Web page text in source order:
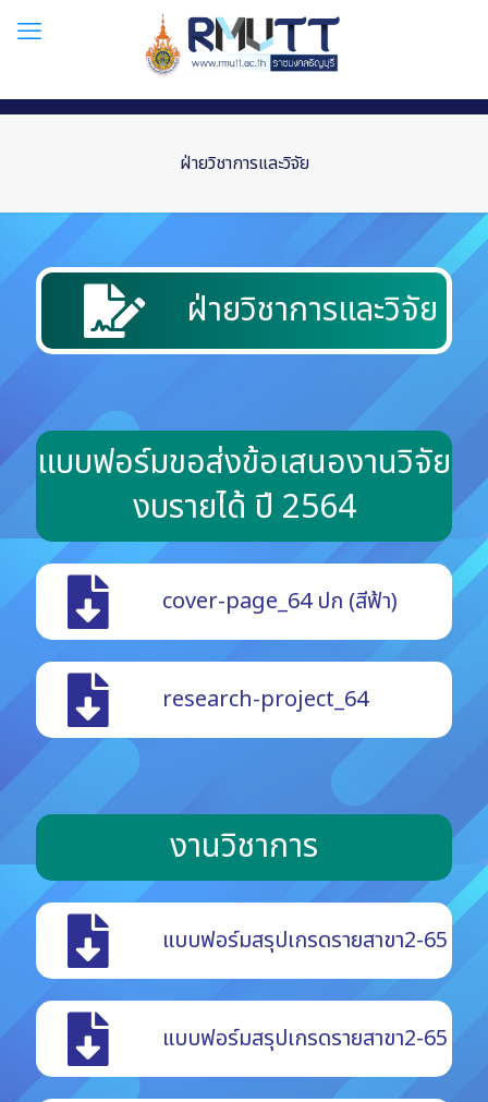
ฝ่ายวิชาการและวิจัย
ฝ่ายวิชาการและวิจัย
แบบฟอร์มขอส่งข้อเสนองานวิจัย
งบรายได้ ปี 2564
cover-page_64 ปก (สีฟ้า)
research-project_64
งานวิชาการ​
แบบฟอร์มสรุปเกรดรายสาขา2-65
แบบฟอร์มสรุปเกรดรายสาขา2-65